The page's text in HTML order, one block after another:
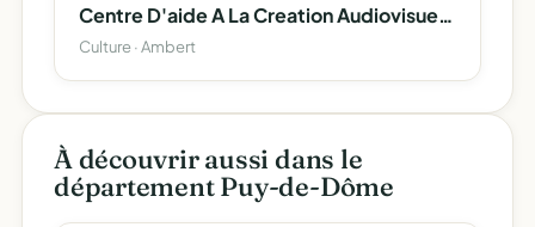
Centre D'aide A La Creation Audiovisuelle Et Cinematographique
Culture · Ambert
À découvrir aussi dans le
département Puy-de-Dôme